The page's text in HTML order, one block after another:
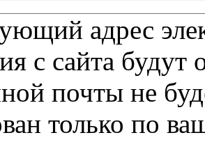
адрес
с сайта будут
почты не
только по